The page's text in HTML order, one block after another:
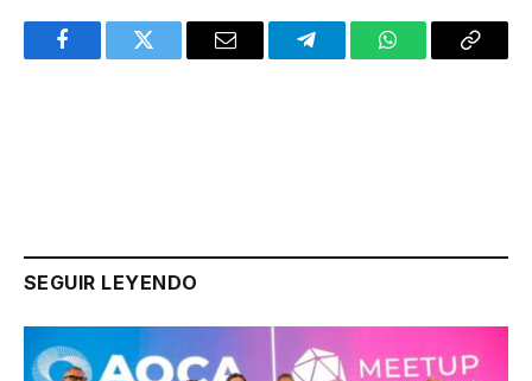
FacebookTwitter Email TelegramWhatsAppCopy
SEGUIR LEYENDO